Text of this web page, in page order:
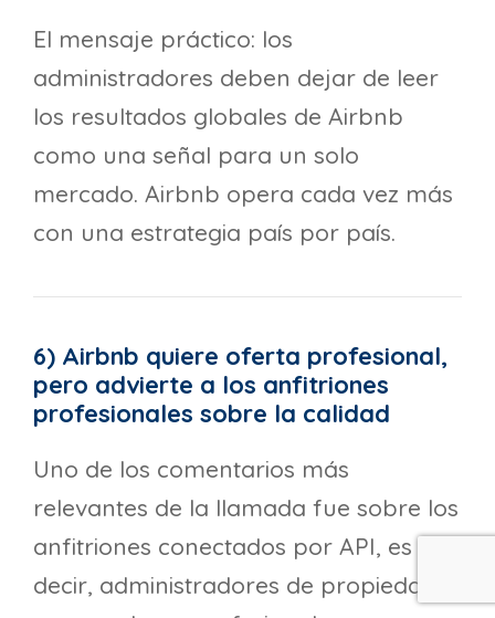
El mensaje práctico: los
administradores deben dejar de leer
los resultados globales de Airbnb
como una señal para un solo
mercado. Airbnb opera cada vez más
con una estrategia país por país.
6) Airbnb quiere oferta profesional,
pero advierte a los anfitriones
profesionales sobre la calidad
Uno de los comentarios más
relevantes de la llamada fue sobre los
anfitriones conectados por API, es
decir, administradores de propiedades